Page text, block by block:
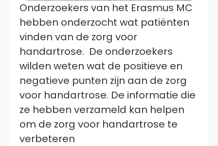
Onderzoekers van het Erasmus MC
hebben onderzocht wat patiënten
vinden van de zorg voor
handartrose. De onderzoekers
wilden weten wat de positieve en
negatieve punten zijn aan de zorg
voor handartrose. De informatie die
ze hebben verzameld kan helpen
om de zorg voor handartrose te
verbeteren